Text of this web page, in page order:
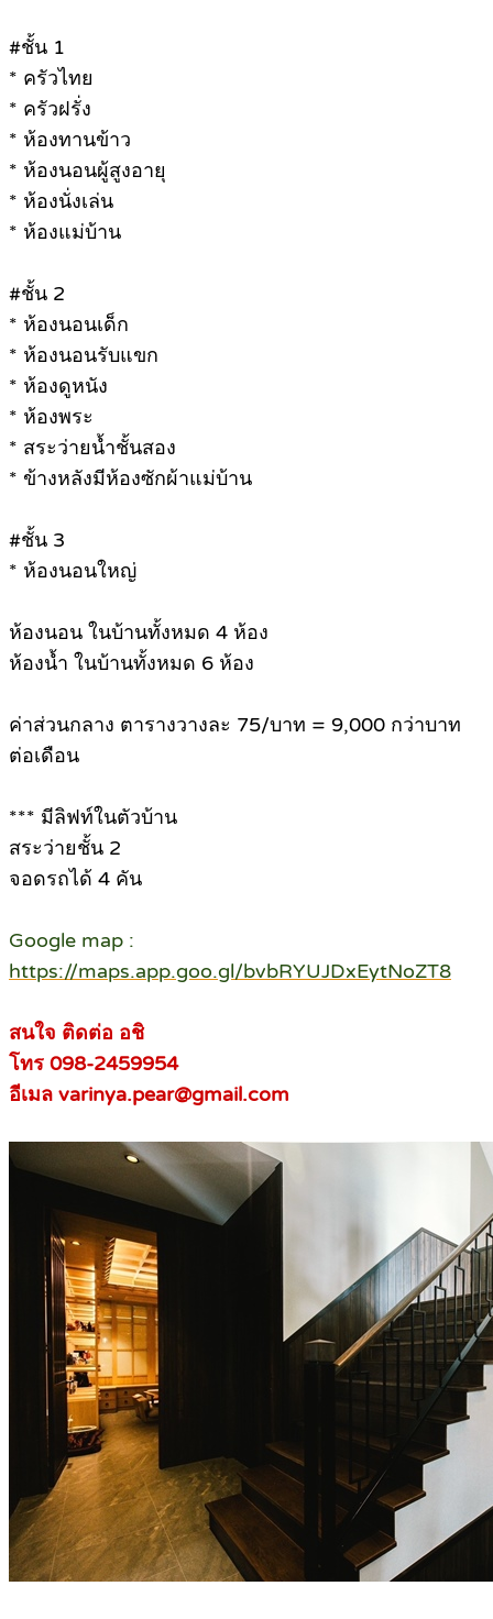
#ชั้น 1
* ครัวไทย
* ครัวฝรั่ง
* ห้องทานข้าว
* ห้องนอนผู้สูงอายุ
* ห้องนั่งเล่น
* ห้องแม่บ้าน
#ชั้น 2
* ห้องนอนเด็ก
* ห้องนอนรับแขก
* ห้องดูหนัง
* ห้องพระ
* สระว่ายน้ำชั้นสอง
* ข้างหลังมีห้องซักผ้าแม่บ้าน
#ชั้น 3
* ห้องนอนใหญ่
ห้องนอน ในบ้านทั้งหมด 4 ห้อง
ห้องน้ำ ในบ้านทั้งหมด 6 ห้อง
ค่าส่วนกลาง ตารางวางละ 75/บาท = 9,000 กว่าบาท
ต่อเดือน
*** มีลิฟท์ในตัวบ้าน
สระว่ายชั้น 2
จอดรถได้ 4 คัน
Google map :
https://maps.app.goo.gl/bvbRYUJDxEytNoZT8
สนใจ ติดต่อ อชิ
โทร 098-2459954
อีเมล varinya.pear@gmail.com